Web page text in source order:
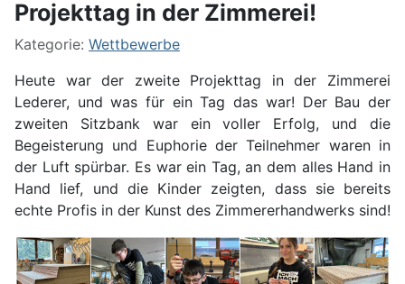
Projekttag in der Zimmerei!
Kategorie: Wettbewerbe
Heute war der zweite Projekttag in der Zimmerei
Lederer, und was für ein Tag das war! Der Bau der
zweiten Sitzbank war ein voller Erfolg, und die
Begeisterung und Euphorie der Teilnehmer waren in
der Luft spürbar. Es war ein Tag, an dem alles Hand in
Hand lief, und die Kinder zeigten, dass sie bereits
echte Profis in der Kunst des Zimmererhandwerks sind!